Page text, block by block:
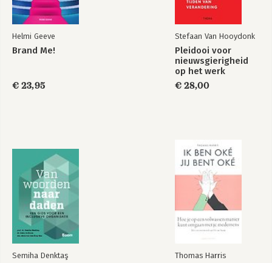
Helmi Geeve
Brand Me!
€ 23,95
Stefaan Van Hooydonk
Pleidooi voor
nieuwsgierigheid
op het werk
€ 28,00
Semiha Denktaş Thomas Harris